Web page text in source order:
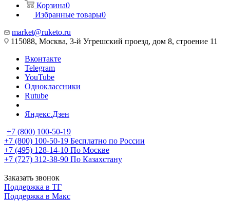
Корзина0
Избранные товары0
market@ruketo.ru
115088, Москва, 3-й Угрешский проезд, дом 8, строение 11
Вконтакте
Telegram
YouTube
Одноклассники
Rutube
Яндекс.Дзен
+7 (800) 100-50-19
+7 (800) 100-50-19 Бесплатно по России
+7 (495) 128-14-10 По Москве
+7 (727) 312-38-90 По Казахстану
Заказать звонок
Поддержка в ТГ
Поддержка в Макс